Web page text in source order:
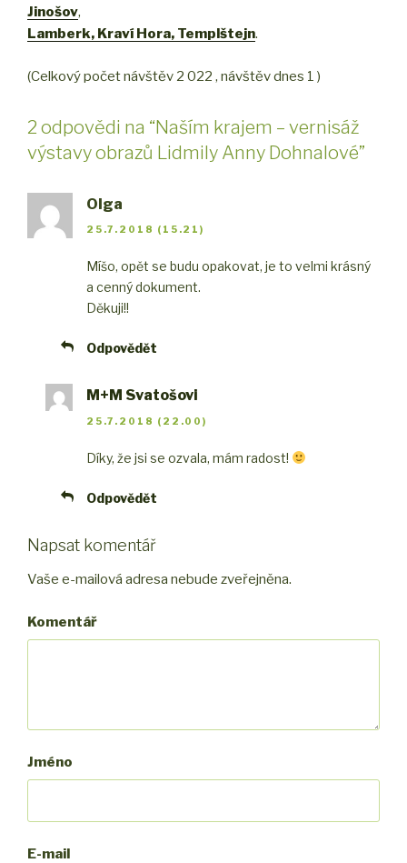
Jinošov,
Lamberk, Kraví Hora, Templštejn.
(Celkový počet návštěv 2 022 , návštěv dnes 1 )
2 odpovědi na “Naším krajem – vernisáž
výstavy obrazů Lidmily Anny Dohnalové”
Olga
25.7.2018 (15.21)
Míšo, opět se budu opakovat, je to velmi krásný
a cenný dokument.
Děkuji!!
Odpovědět
M+M Svatošovi
25.7.2018 (22.00)
Díky, že jsi se ozvala, mám radost!
Odpovědět
Napsat komentář
Vaše e-mailová adresa nebude zveřejněna.
Komentář
Jméno
E-mail